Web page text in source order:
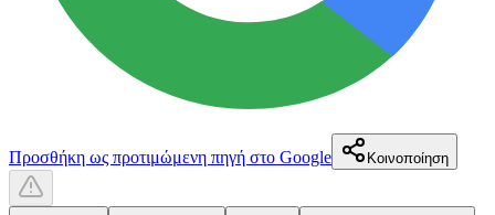
Προσθήκη ως προτιμώμενη πηγή στο Google Κοινοποίηση